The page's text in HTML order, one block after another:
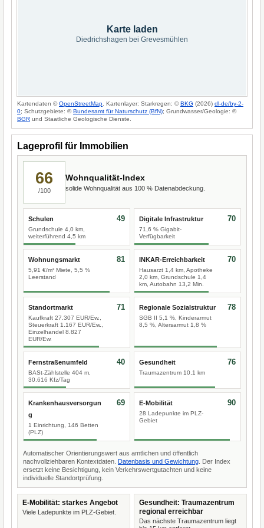
Karte laden
Diedrichshagen bei Grevesmühlen
Kartendaten ©OpenStreetMap . Kartenlayer: Starkregen: ©BKG (2026) dl-de/by-2-
0; Schutzgebiete: ©Bundesamt für Naturschutz (BfN); Grundwasser/Geologie: ©
BGR und Staatliche Geologische Dienste.
Lageprofil für Immobilien
66
/100
Wohnqualität-Index
solide Wohnqualität aus 100 % Datenabdeckung.
Schulen
Grundschule 4,0 km,
weiterführend 4,5 km
49 Digitale Infrastruktur
71,6 % Gigabit-
Verfügbarkeit
70
Wohnungsmarkt
5,91 €/m² Miete, 5,5 %
Leerstand
81 INKAR-Erreichbarkeit
Hausarzt 1,4 km, Apotheke
2,0 km, Grundschule 1,4
km, Autobahn 13,2 Min.
70
Standortmarkt
Kaufkraft 27.307 EUR/Ew.,
Steuerkraft 1.167 EUR/Ew.,
Einzelhandel 8.827
EUR/Ew.
71 Regionale Sozialstruktur
SGB II 5,1 %, Kinderarmut
8,5 %, Altersarmut 1,8 %
78
Fernstraßenumfeld
BASt-Zählstelle 404 m,
30.616 Kfz/Tag
40 Gesundheit
Traumazentrum 10,1 km
76
Krankenhausversorgun
g
1 Einrichtung, 146 Betten
(PLZ)
69 E-Mobilität
28 Ladepunkte im PLZ-
Gebiet
90
Automatischer Orientierungswert aus amtlichen und öffentlich
nachvollziehbaren Kontextdaten. Datenbasis und Gewichtung . Der Index
ersetzt keine Besichtigung, kein Verkehrswertgutachten und keine
individuelle Standortprüfung.
E-Mobilität: starkes Angebot
Viele Ladepunkte im PLZ-Gebiet.
Gesundheit: Traumazentrum
regional erreichbar
Das nächste Traumazentrum liegt